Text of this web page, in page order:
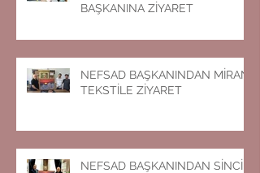
BAŞKANINA ZİYARET
NEFSAD BAŞKANINDAN MİRAN
TEKSTİLE ZİYARET
NEFSAD BAŞKANINDAN SİNCİK